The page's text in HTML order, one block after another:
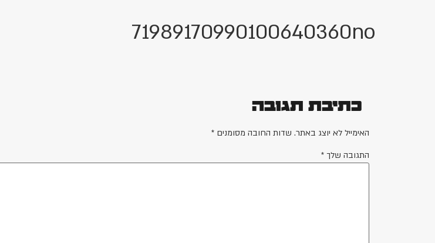
71989170990100640360no
כתיבת תגובה
האימייל לא יוצג באתר. שדות החובה מסומנים *
התגובה שלך *